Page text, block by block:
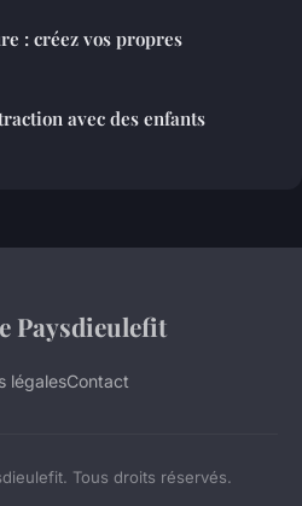
: créez vos propres
avec des enfants
Paysdieulefit
légalesContact
Tous droits réservés.